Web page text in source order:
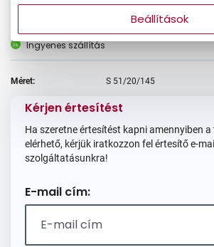
Ingyenes szállítás
Méret: S 51/20/145
Kérjen értesítést
Ha szeretne értesítést kapni amennyiben a
elérhető, kérjük iratkozzon fel értesítő e-
szolgáltatásunkra!
E-mail cím:
Beállítások